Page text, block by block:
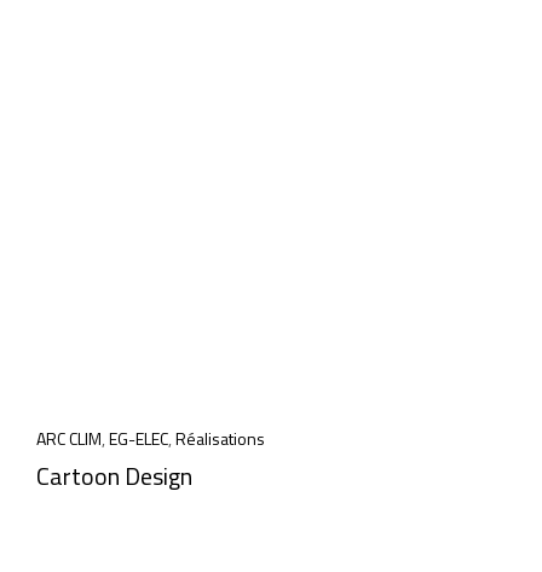
ARC CLIM,EG-ELEC,Réalisations
Cartoon Design